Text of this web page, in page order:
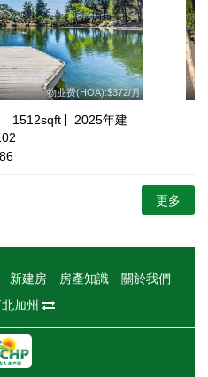
物业费(HOA):$372/月
1512sqft 2025年建
更多
新建房 房產知識
關於我們
加州